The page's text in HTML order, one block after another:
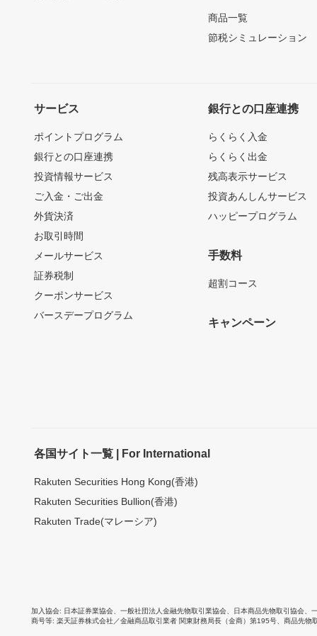
商品一覧
節税シミュレーション
サービス
ポイントプログラム
銀行との口座連携
投資情報サービス
ご入金・ご出金
外貨決済
お取引時間
メールサービス
証券税制
クーポンサービス
バースデープログラム
銀行との口座連携
らくらく入金
らくらく出金
残高表示サービス
投資あんしんサービス
ハッピープログラム
手数料
超割コース
キャンペーン
各国サイト一覧 | For International
Rakuten Securities Hong Kong(香港)
Rakuten Securities Bullion(香港)
Rakuten Trade(マレーシア)
加入協会 日本証券業協会 一般社団法人金融先物取引業協会 日本商品先物取引協会
商号等 楽天証券株式会社／金融商品取引業者 関東財務局長（金商）第195号、商品先物